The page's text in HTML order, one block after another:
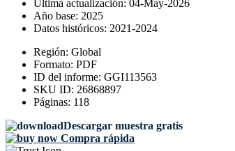
Última actualización: 04-May-2026
Año base: 2025
Datos históricos: 2021-2024
Región: Global
Formato: PDF
ID del informe: GGI113563
SKU ID: 26868897
Páginas: 118
Descargar muestra gratis
Compra rápida